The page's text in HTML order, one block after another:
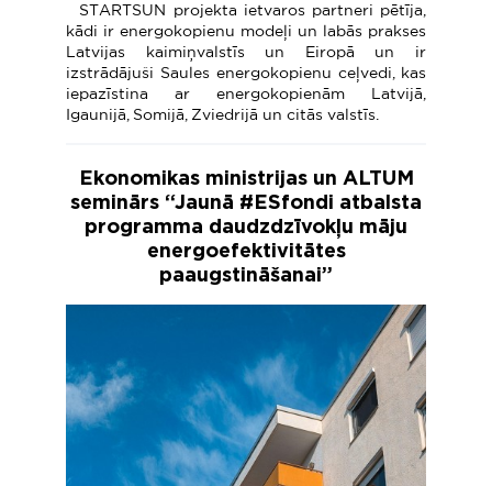
STARTSUN projekta ietvaros partneri pētīja,
kādi ir energokopienu modeļi un labās prakses
Latvijas kaimiņvalstīs un Eiropā un ir
izstrādājuši Saules energokopienu ceļvedi, kas
iepazīstina ar energokopienām Latvijā,
Igaunijā, Somijā, Zviedrijā un citās valstīs.
Ekonomikas ministrijas un ALTUM
seminārs “Jaunā #ESfondi atbalsta
programma daudzdzīvokļu māju
energoefektivitātes
paaugstināšanai”